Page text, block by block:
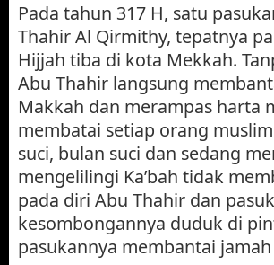
Pada tahun 317 H, satu
Thahir Al Qirmithy, tepatnya
Hijjah tiba di kota Mekkah.
Abu Thahir langsung
Makkah dan merampas harta
membatai setiap orang
suci, bulan suci dan sedang
mengelilingi Ka’bah tidak
pada diri Abu Thahir dan
kesombongannya duduk di
pasukannya membantai